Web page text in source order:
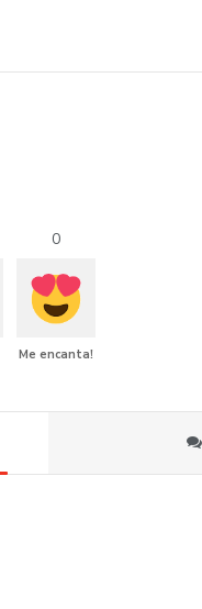
0
Me encanta!